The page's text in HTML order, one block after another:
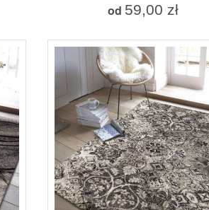
od 59,00 zł
Więcej
W magazynie
Dodaj do porównania